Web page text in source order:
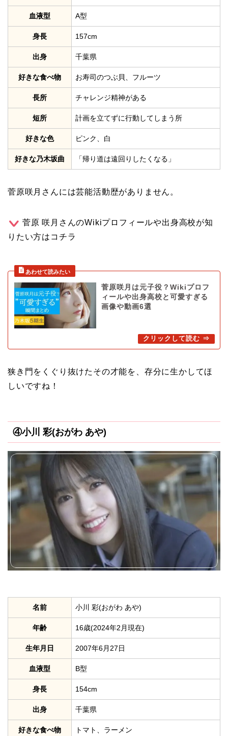
血液型 A型
身長 157cm
出身 千葉県
好きな食べ物 お寿司のつぶ貝、フルーツ
長所 チャレンジ精神がある
短所 計画を立てずに行動してしまう所
好きな色 ピンク、白
好きな乃木坂曲 「帰り道は遠回りしたくなる」
菅原咲月さんには芸能活動歴がありません。
菅原 咲月さんのWikiプロフィールや出身高校が知
りたい方はコチラ
菅原咲月は元子役？Wikiプロフ
ィールや出身高校と可愛すぎる
画像や動画6選
狭き門をくぐり抜けたその才能を、存分に生かしてほ
しいですね！
④小川 彩(おがわ あや)
名前 小川 彩(おがわ あや)
年齢 16歳(2024年2月現在)
生年月日 2007年6月27日
血液型 B型
身長 154cm
出身 千葉県
好きな食べ物 トマト、ラーメン